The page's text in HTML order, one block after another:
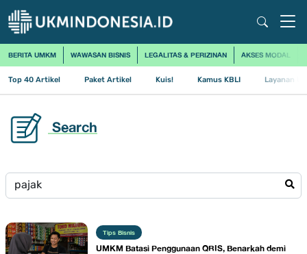
BERITA UMKM WAWASAN BISNIS LEGALITAS & PERIZINAN AKSES MODAL
Top 40 Artikel Paket Artikel Kuis! Kamus KBLI Layanan
Search
Tips Bisnis
UMKM Batasi Penggunaan QRIS, Benarkah demi